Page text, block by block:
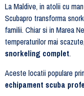
La Maldive, in atolii cu
Scubapro transforma
familii. Chiar si in Marea
temperaturilor mai
snorkeling complet.
Aceste locatii populare
echipament scuba